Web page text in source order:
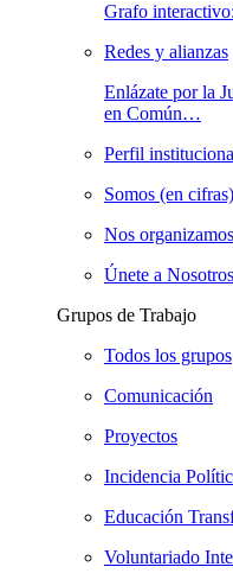
Grafo
Redes y alianzas
Enlázate por la
en Común…
Perfil
Somos (en cifras)
Nos organizamos
Únete a Nosotros
Grupos de Trabajo
Todos los grupos
Comunicación
Proyectos
Incidencia
Educación
Voluntariado